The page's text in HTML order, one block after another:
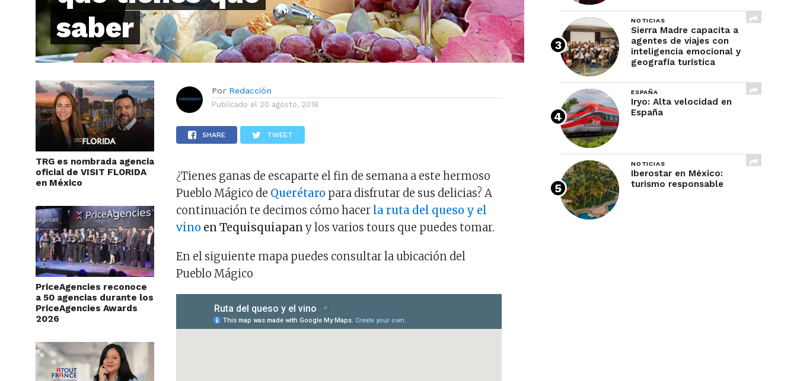
saber
TRG es nombrada agencia
oficial de VISIT FLORIDA
en México
PriceAgencies reconoce
a 50 agencias durante los
PriceAgencies Awards
2026
Por Redacción
Publicado el 20 agosto, 2018
SHARE TWEET
¿Tienes ganas de escaparte el fin de semana a este hermoso
Pueblo Mágico de Querétaro para disfrutar de sus delicias? A
continuación te decimos cómo hacer la ruta del queso y el
vino en Tequisquiapan y los varios tours que puedes tomar.
En el siguiente mapa puedes consultar la ubicación del
Pueblo Mágico
NOTICIAS
Sierra Madre capacita a
agentes de viajes con
inteligencia emocional y
geografía turística
ESPAÑA
Iryo: Alta velocidad en
España
NOTICIAS
Iberostar en México:
turismo responsable